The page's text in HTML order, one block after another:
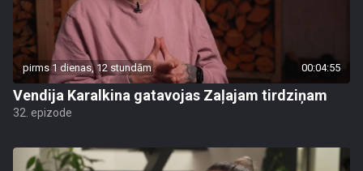
pirms 1 dienas, 12 stundām 00:04:55
Vendija Karalkina gatavojas Zaļajam tirdziņam
32. epizode